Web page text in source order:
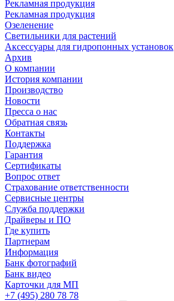
Рекламная продукция
Рекламная продукция
Озеленение
Светильники для растений
Аксессуары для гидропонных установок
Архив
О компании
История компании
Производство
Новости
Пресса о нас
Обратная связь
Контакты
Поддержка
Гарантия
Сертификаты
Вопрос ответ
Страхование ответственности
Сервисные центры
Служба поддержки
Драйверы и ПО
Где купить
Партнерам
Информация
Банк фотографий
Банк видео
Карточки для МП
+7 (495) 280 78 78